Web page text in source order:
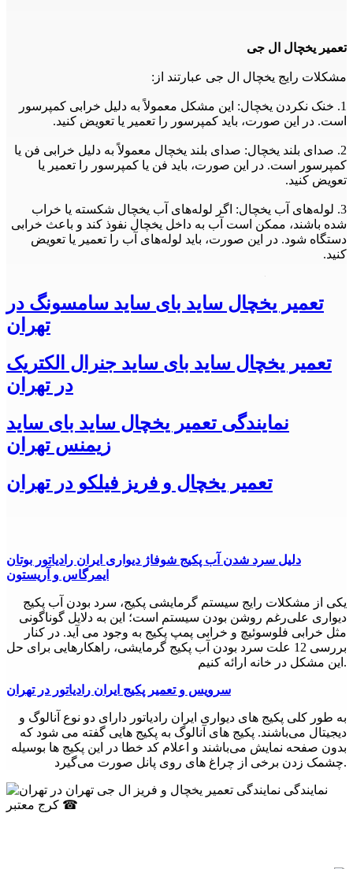
تعمیر یخچال ال جی
مشکلات رایج یخچال ال جی عبارتند از:
1. خنک نکردن یخچال: این مشکل معمولاً به دلیل خرابی کمپرسور
است. در این صورت، باید کمپرسور را تعمیر یا تعویض کنید.
2. صدای بلند یخچال: صدای بلند یخچال معمولاً به دلیل خرابی فن یا
کمپرسور است. در این صورت، باید فن یا کمپرسور را تعمیر یا
تعویض کنید.
3. لوله‌های آب یخچال: اگر لوله‌های آب یخچال شکسته یا خراب
شده باشند، ممکن است آب به داخل یخچال نفوذ کند و باعث خرابی
دستگاه شود. در این صورت، باید لوله‌های آب را تعمیر یا تعویض
کنید.
یخچال نفوذ می‌کند و باعث افزایش مصرف برق و کاهش عمر
دستگاه می‌شود. در این صورت، باید درب را تعمیر یا تعویض کنید.
مشکلات رایج فریزر ال جی عبارتند از:
1. خنک نکردن فریزر: همانطور که در مورد یخچال گفته شد، این
مشکل معمولاً به دلیل خرابی کمپرسور است. در این صورت، باید
کمپرسور را تعمیر یا تعویض کنید.
2. یخ زدن فریزر: اگر فریزر شما یخ زده باشد، ممکن است درب
فریزر نبندد یا حالت تنظیم دمای آن نادرست باشد. در این صورت،
باید درب را تعمیر یا تعویض کرده و دمای فریزر را تنظیم کنید.
4. لوله‌های آب فریزر: همانطور که در مورد یخچال گفته شد، اگر
لوله‌های آب فریزر شکسته یا خراب شده باشند، ممکن است آب به
داخل فریزر نفوذ کند و باعث خرابی دستگاه شود. در این صورت،
باید لوله‌های آب را تعمیر یا تعویض کنید.
نکات مهم
1. همیشه قبل از هر تعمیری، دستگاه را خاموش کنید و از برق خارج
3. همیشه قبل از هر تعمیری، دستگاه را با دقت بررسی کنید و به
دنبال هر نشانه خرابی باشید.
تعمیر یخچال ساید بای ساید سامسونگ در
تهران
تعمیر یخچال ساید بای ساید جنرال الکتریک
در تهران
نمایندگی تعمیر یخچال ساید بای ساید
زیمنس تهران
تعمیر یخچال و فریز فیلکو در تهران
دلیل سرد شدن آب پکیج شوفاژ دیواری ایران رادیاتور بوتان
ایمرگاس و آریستون
یکی از مشکلات رایج سیستم گرمایشی پکیج، سرد بودن آب پکیج
دیواری علی‌رغم روشن بودن سیستم است؛ این به دلایل گوناگونی
مثل خرابی فلوسوئیچ و خرابی پمپ پکیج به وجود می آید. در کنار
بررسی 12 علت سرد بودن آب پکیج گرمایشی، راهکارهایی برای حل
این مشکل در خانه ارائه کنیم.
سرویس و تعمیر پکیج ایران رادیاتور در تهران
به طور کلی پکیج های دیواری ایران رادیاتور دارای دو نوع آنالوگ و
دیجیتال می‌باشند. پکیج های آنالوگ به پکیج هایی گفته می شود که
بدون صفحه نمایش می‌باشند و اعلام کد خطا در این پکیج ها بوسیله
چشمک زدن برخی از چراغ های روی پانل صورت می‌گیرد.